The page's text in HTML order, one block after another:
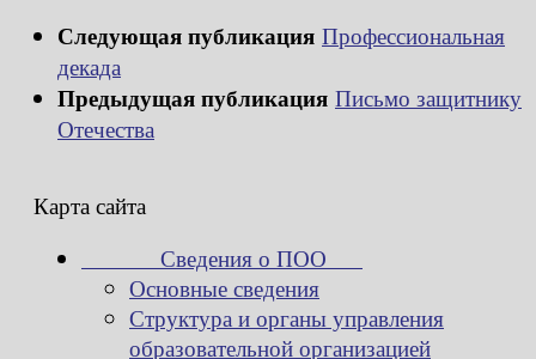
Следующая публикация Профессиональная
декада
Предыдущая публикация Письмо защитнику
Отечества
Карта сайта
Сведения о ПОО
Основные сведения
Структура и органы управления
образовательной организацией